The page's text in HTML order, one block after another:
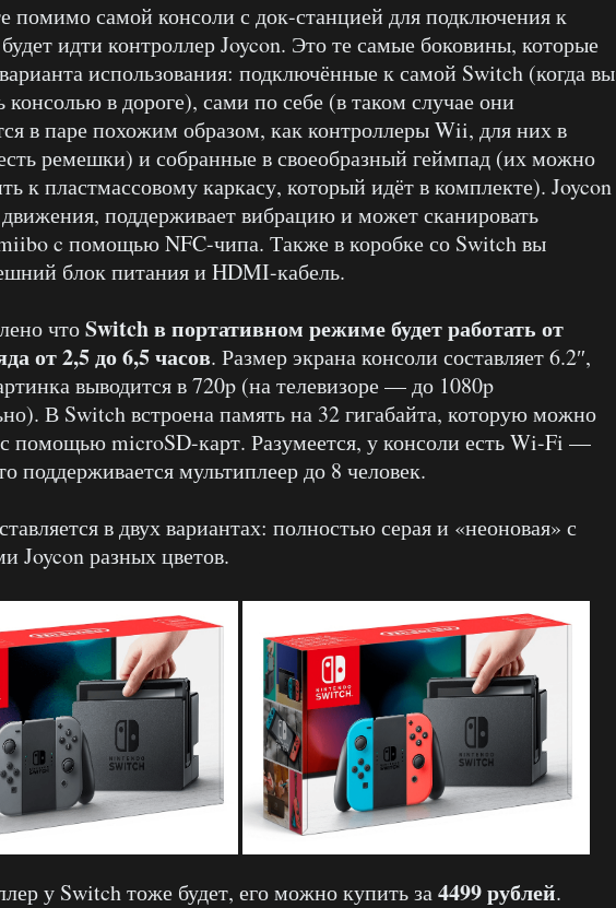
помимо самой консоли с док-станцией для подключения к
идти контроллер Joycon. Это те самые боковины, которые
использования: подключённые к самой Switch (когда вы
консолью в дороге), сами по себе (в таком случае они
в паре похожим образом, как контроллеры Wii, для них в
ремешки) и собранные в своеобразный геймпад (их можно
к пластмассовому каркасу, который идёт в комплекте). Joycon
движения, поддерживает вибрацию и может сканировать
c помощью NFC-чипа. Также в коробке со Switch вы
блок питания и HDMI-кабель.
чтоSwitch в портативном режиме будет работать от
от 2,5 до 6,5 часов. Размер экрана консоли составляет 6.2″,
выводится в 720p (на телевизоре — до 1080p
В Switch встроена память на 32 гигабайта, которую можно
помощью microSD-карт. Разумеется, у консоли есть Wi-Fi —
поддерживается мультиплеер до 8 человек.
в двух вариантах: полностью серая и «неоновая» с
Joycon разных цветов.
у Switch тоже будет, его можно купить за4499 рублей.